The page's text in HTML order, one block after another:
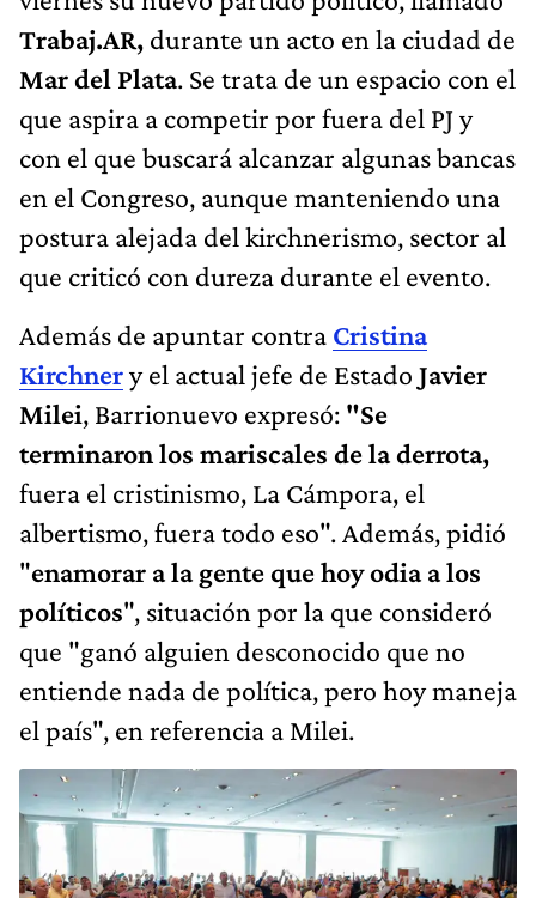
Trabaj.AR, durante un acto en la ciudad de
Mar del Plata. Se trata de un espacio con el
que aspira a competir por fuera del PJ y
con el que buscará alcanzar algunas bancas
en el Congreso, aunque manteniendo una
postura alejada del kirchnerismo, sector al
que criticó con dureza durante el evento.
Además de apuntar contra Cristina
Kirchnery el actual jefe de Estado Javier
Milei, Barrionuevo expresó: "Se
terminaron los mariscales de la derrota,
fuera el cristinismo, La Cámpora, el
albertismo, fuera todo eso". Además, pidió
"enamorar a la gente que hoy odia a los
políticos", situación por la que consideró
que "ganó alguien desconocido que no
entiende nada de política, pero hoy maneja
el país", en referencia a Milei.